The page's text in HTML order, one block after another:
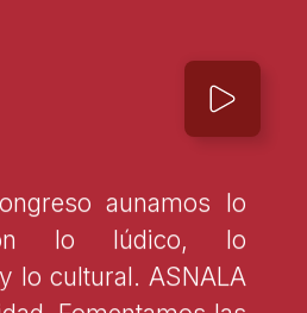
aunamos lo
lo lúdico, lo
lo cultural. ASNALA